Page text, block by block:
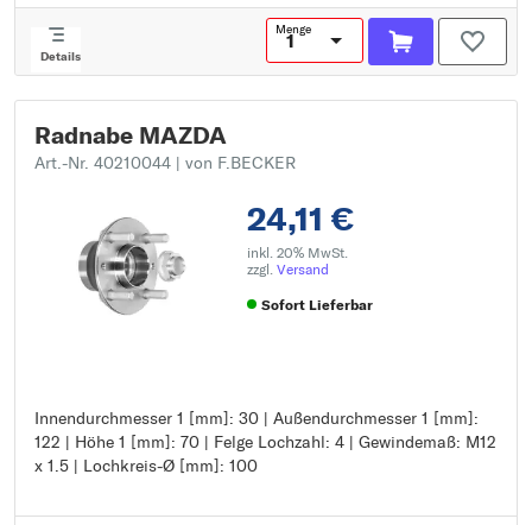
Details
Menge
Radnabe MAZDA
Art.-Nr. 40210044 | von F.BECKER
24,11 €
inkl. 20% MwSt.
zzgl. Versand
Sofort Lieferbar
Innendurchmesser 1 [mm]: 30 | Außendurchmesser 1 [mm]:
122 | Höhe 1 [mm]: 70 | Felge Lochzahl: 4 | Gewindemaß: M12
x 1.5 | Lochkreis-Ø [mm]: 100
Innendurchmesser 1 [mm]: 30
Außendurchmesser 1 [mm]: 122
Höhe 1 [mm]: 70
Gewindemaß: M12 x 1.5